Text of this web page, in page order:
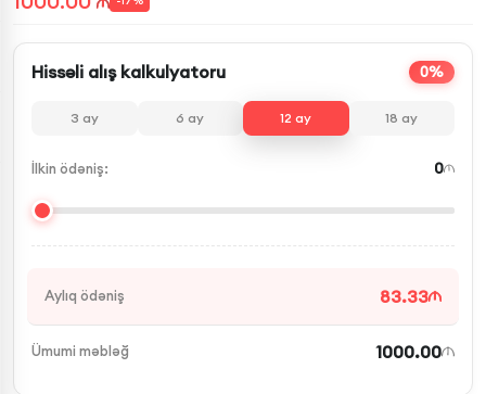
Hissəli alış kalkulyatoru 0%
3 ay 6 ay 12 ay 18 ay
İlkin ödəniş: 0
Aylıq ödəniş 83.33
Ümumi məbləğ 1000.00